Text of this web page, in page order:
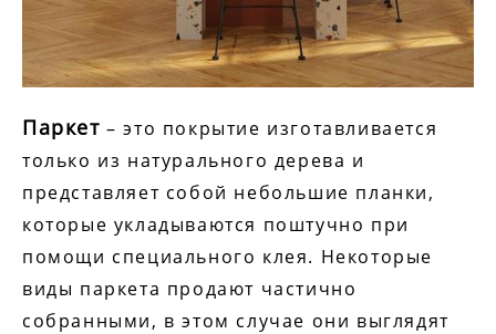
Паркет – это покрытие изготавливается
только из натурального дерева и
представляет собой небольшие планки,
которые укладываются поштучно при
помощи специального клея. Некоторые
виды паркета продают частично
собранными, в этом случае они выглядят